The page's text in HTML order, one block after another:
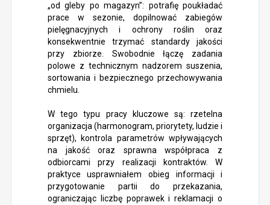
„od gleby po magazyn”: potrafię poukładać
prace w sezonie, dopilnować zabiegów
pielęgnacyjnych i ochrony roślin oraz
konsekwentnie trzymać standardy jakości
przy zbiorze. Swobodnie łączę zadania
polowe z technicznym nadzorem suszenia,
sortowania i bezpiecznego przechowywania
chmielu.
W tego typu pracy kluczowe są: rzetelna
organizacja (harmonogram, priorytety, ludzie i
sprzęt), kontrola parametrów wpływających
na jakość oraz sprawna współpraca z
odbiorcami przy realizacji kontraktów. W
praktyce usprawniałem obieg informacji i
przygotowanie partii do przekazania,
ograniczając liczbę poprawek i reklamacji o